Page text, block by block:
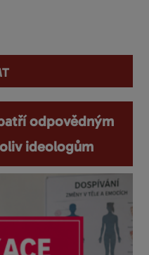
odpovědným
ideologům